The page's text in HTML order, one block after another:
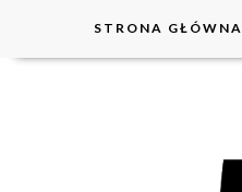
STRONA GŁÓWNA